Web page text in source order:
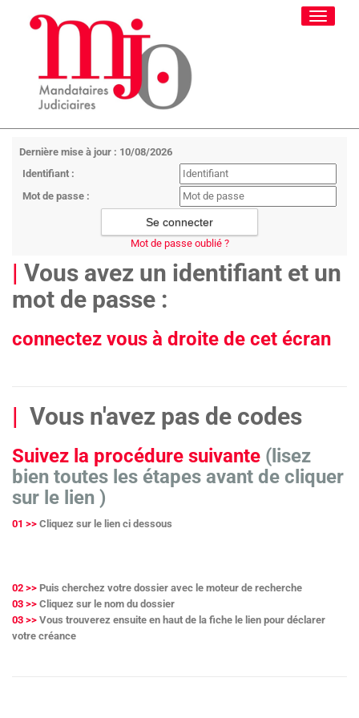
Toggle
Dernière mise à jour : 10/08/2026
Identifiant :
Mot de passe :
Mot de passe oublié ?
| Vous avez un identifiant et un
mot de passe :
connectez vous à droite de cet écran
| Vous n'avez pas de codes
Suivez la procédure suivante (lisez
bien toutes les étapes avant de cliquer
sur le lien )
01 >> Cliquez sur le lien ci dessous
02 >> Puis cherchez votre dossier avec le moteur de recherche
03 >> Cliquez sur le nom du dossier
03 >> Vous trouverez ensuite en haut de la fiche le lien pour déclarer
votre créance